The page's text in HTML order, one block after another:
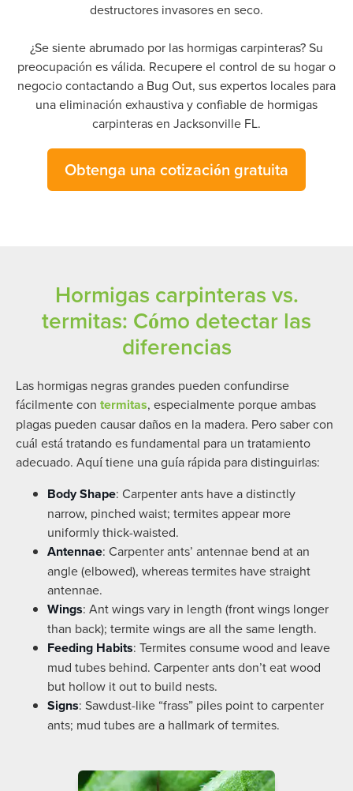
destructores invasores en seco.
¿Se siente abrumado por las hormigas carpinteras? Su
preocupación es válida. Recupere el control de su hogar o
negocio contactando a Bug Out, sus expertos locales para
una eliminación exhaustiva y confiable de hormigas
carpinteras en Jacksonville FL.
Obtenga una cotización gratuita
Hormigas carpinteras vs.
termitas: Cómo detectar las
diferencias
Las hormigas negras grandes pueden confundirse
fácilmente con termitas, especialmente porque ambas
plagas pueden causar daños en la madera. Pero saber con
cuál está tratando es fundamental para un tratamiento
adecuado. Aquí tiene una guía rápida para distinguirlas:
Body Shape: Carpenter ants have a distinctly
narrow, pinched waist; termites appear more
uniformly thick-waisted.
Antennae: Carpenter ants’ antennae bend at an
angle (elbowed), whereas termites have straight
antennae.
Wings: Ant wings vary in length (front wings longer
than back); termite wings are all the same length.
Feeding Habits: Termites consume wood and leave
mud tubes behind. Carpenter ants don’t eat wood
but hollow it out to build nests.
Signs: Sawdust-like “frass” piles point to carpenter
ants; mud tubes are a hallmark of termites.